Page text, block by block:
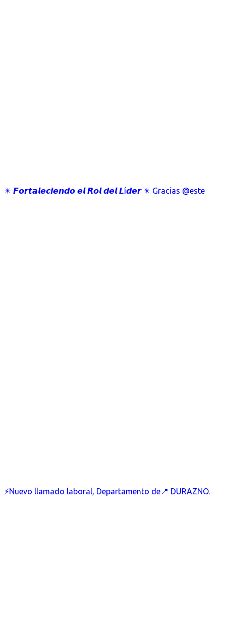
✴️ 𝙁𝙤𝙧𝙩𝙖𝙡𝙚𝙘𝙞𝙚𝙣𝙙𝙤 𝙚𝙡 𝙍𝙤𝙡 𝙙𝙚𝙡 𝙇í𝙙𝙚𝙧 ✴️ Gracias @este
⚡Nuevo llamado laboral, Departamento de📍 DURAZNO.